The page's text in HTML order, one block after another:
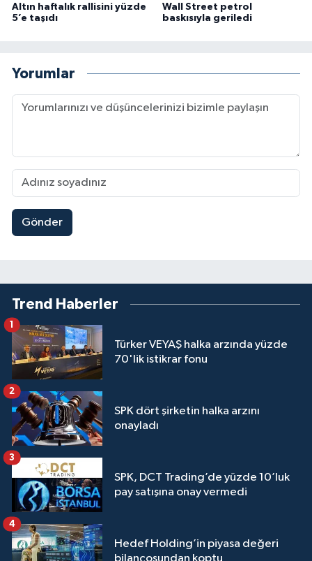
Altın haftalık rallisini yüzde
5’e taşıdı
Wall Street petrol
baskısıyla geriledi
Yorumlar
Gönder
Trend Haberler
Türker VEYAŞ halka arzında yüzde
70'lik istikrar fonu
1
SPK dört şirketin halka arzını
onayladı
2
SPK, DCT Trading’de yüzde 10’luk
pay satışına onay vermedi
3
Hedef Holding’in piyasa değeri
4